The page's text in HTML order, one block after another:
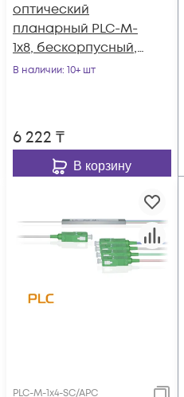
оптический
планарный PLC-M-
1x8, бескорпусный,
разъемы SC/UPC
В наличии: 10+ шт
6 222 ₸
В корзину
PLC-M-1x4-SC/APC